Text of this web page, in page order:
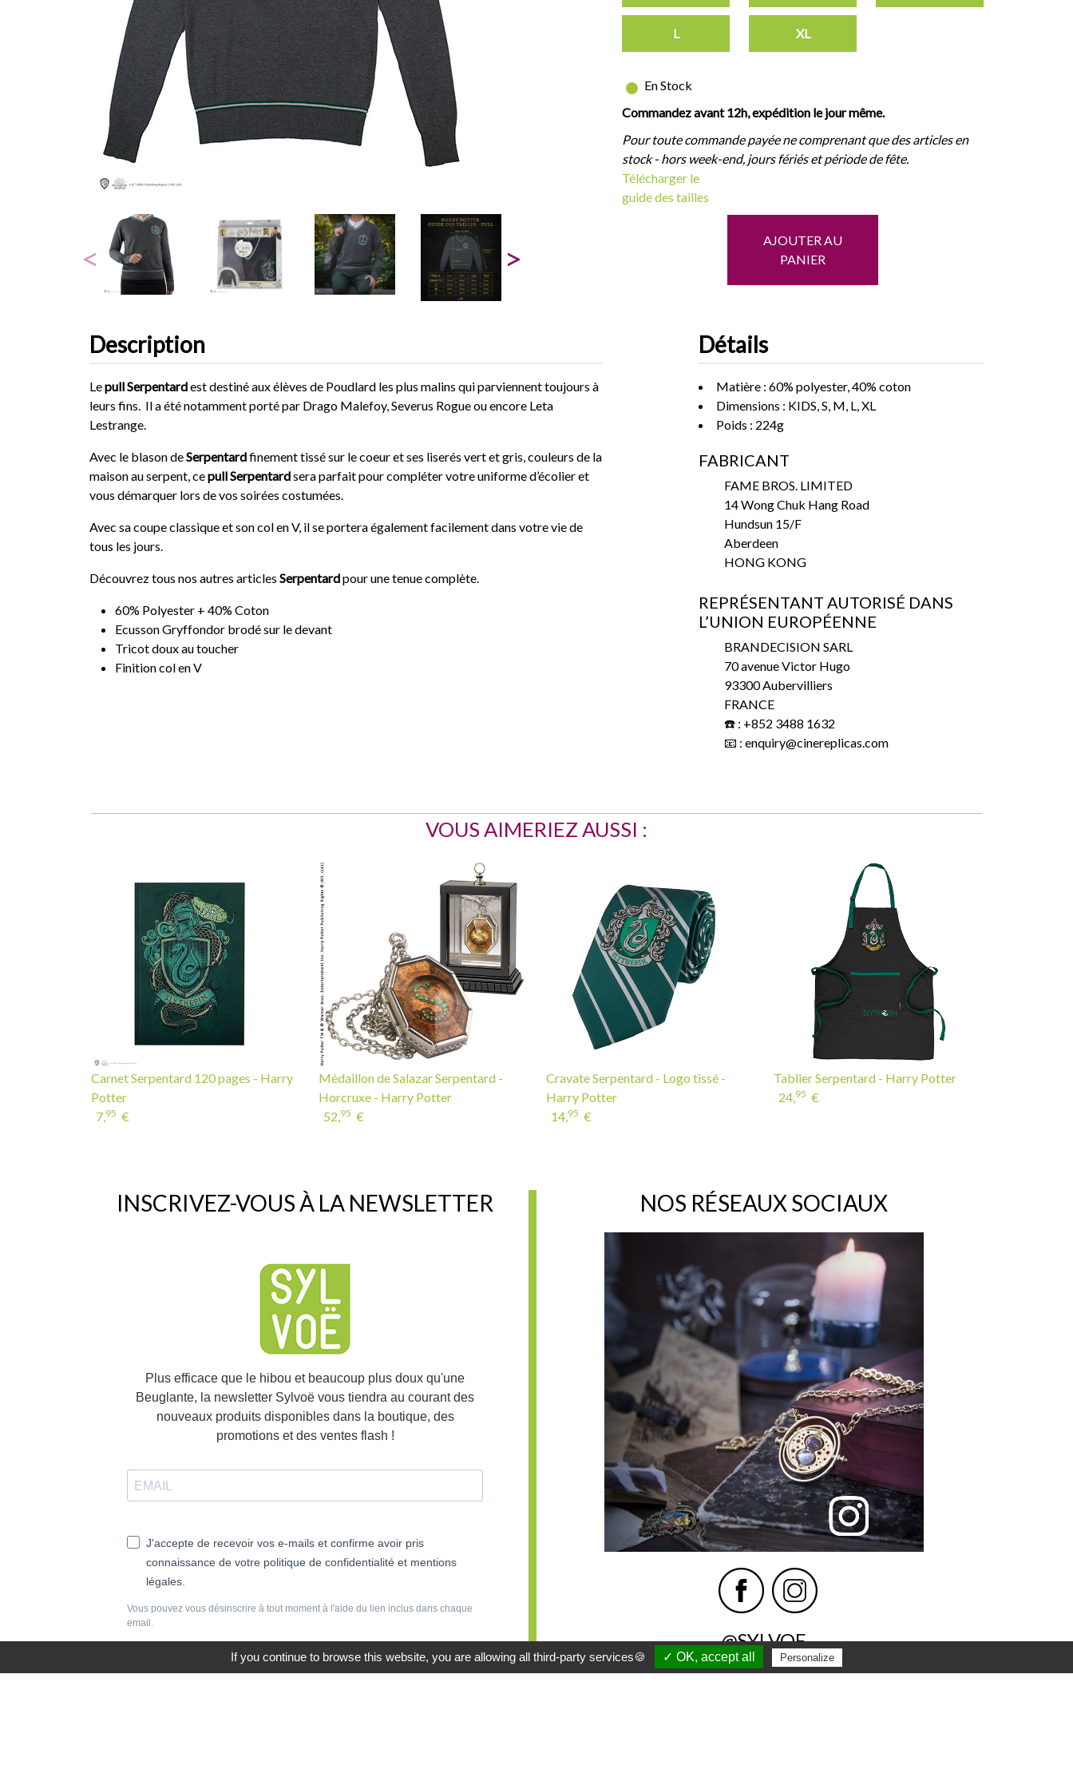
L XL
En Stock
Commandez avant 12h, expédition le jour même.
Pour toute commande payée ne comprenant que des articles en
stock - hors week-end, jours fériés et période de fête.
Télécharger le
guide des tailles
AJOUTER AU
PANIER
Description
Lepull Serpentardest destiné aux élèves de Poudlard les plus malins qui parviennent toujours à
leurs fins. Il a été notamment porté par Drago Malefoy, Severus Rogue ou encore Leta
Lestrange.
Avec le blason deSerpentardfinement tissé sur le coeur et ses liserés vert et gris, couleurs de la
maison au serpent, cepull Serpentardsera parfait pour compléter votre uniforme d’écolier et
vous démarquer lors de vos soirées costumées.
Avec sa coupe classique et son col en V, il se portera également facilement dans votre vie de
tous les jours.
Découvrez tous nos autres articles Serpentardpour une tenue complète.
60% Polyester + 40% Coton
Ecusson Gryffondor brodé sur le devant
Tricot doux au toucher
Finition col en V
Détails
Matière : 60% polyester, 40% coton
Dimensions : KIDS, S, M, L, XL
Poids : 224g
FABRICANT
FAME BROS. LIMITED
14 Wong Chuk Hang Road
Hundsun 15/F
Aberdeen
HONG KONG
REPRÉSENTANT AUTORISÉ DANS
L’UNION EUROPÉENNE
BRANDECISION SARL
70 avenue Victor Hugo
93300 Aubervilliers
FRANCE
☎️ : +852 3488 1632
📧 : enquiry@cinereplicas.com
VOUS AIMERIEZ AUSSI :
Carnet Serpentard 120 pages - Harry
Potter
7,95 €
Médaillon de Salazar Serpentard -
Horcruxe - Harry Potter
52,95 €
Cravate Serpentard - Logo tissé -
Harry Potter
14,95 €
Tablier Serpentard - Harry Potter
24,95 €
INSCRIVEZ-VOUS À LA NEWSLETTER
Plus efficace que le hibou et beaucoup plus doux qu'une
Beuglante, la newsletter Sylvoë vous tiendra au courant des
nouveaux produits disponibles dans la boutique, des
promotions et des ventes flash !
J'accepte de recevoir vos e-mails et confirme avoir pris
connaissance de votre politique de confidentialité et mentions
légales.
Vous pouvez vous désinscrire à tout moment à l'aide du lien inclus dans chaque
email.
S'INSCRIRE
NOS RÉSEAUX SOCIAUX
@SYLVOE
If you continue to browse this website, you are allowing all third-party services🍪 ✓ OK, accept all Personalize